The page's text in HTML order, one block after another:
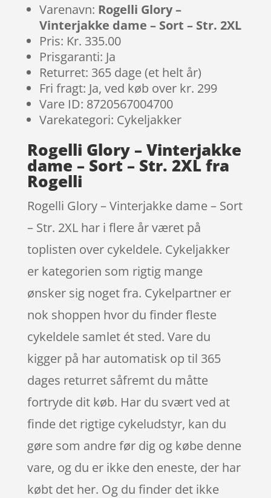
Varenavn: Rogelli Glory –
Vinterjakke dame – Sort – Str. 2XL
Pris: Kr. 335.00
Prisgaranti: Ja
Returret: 365 dage (et helt år)
Fri fragt: Ja, ved køb over kr. 299
Vare ID: 8720567004700
Varekategori: Cykeljakker
Rogelli Glory – Vinterjakke
dame – Sort – Str. 2XL fra
Rogelli
Rogelli Glory – Vinterjakke dame – Sort
– Str. 2XL har i flere år været på
toplisten over cykeldele. Cykeljakker
er kategorien som rigtig mange
ønsker sig noget fra. Cykelpartner er
nok shoppen hvor du finder fleste
cykeldele samlet ét sted. Vare du
kigger på har automatisk op til 365
dages returret såfremt du måtte
fortryde dit køb. Har du svært ved at
finde det rigtige cykeludstyr, kan du
gøre som andre før dig og købe denne
vare, og du er ikke den eneste, der har
købt det her. Og du finder det ikke